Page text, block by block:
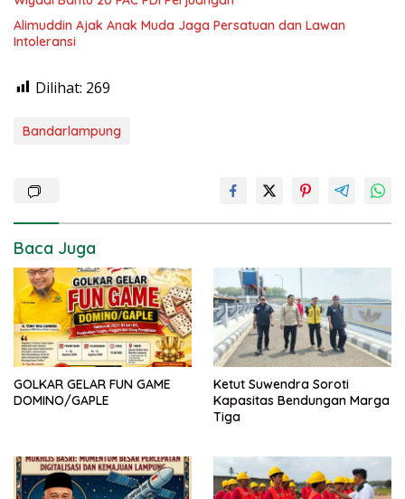
Alimuddin Ajak Anak Muda Jaga Persatuan dan Lawan
Intoleransi
Dilihat: 269
Bandarlampung
Baca Juga
GOLKAR GELAR FUN GAME
DOMINO/GAPLE
Ketut Suwendra Soroti
Kapasitas Bendungan Marga
Tiga